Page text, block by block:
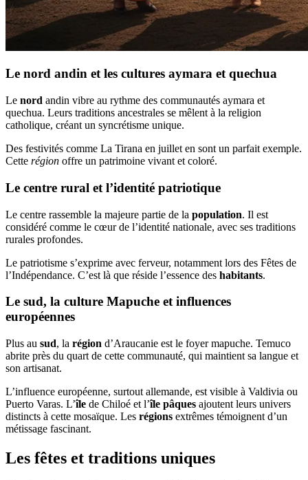
Le nord andin et les cultures aymara et quechua
Le nord andin vibre au rythme des communautés aymara et
quechua. Leurs traditions ancestrales se mêlent à la religion
catholique, créant un syncrétisme unique.
Des festivités comme La Tirana en juillet en sont un parfait exemple.
Cette région offre un patrimoine vivant et coloré.
Le centre rural et l’identité patriotique
Le centre rassemble la majeure partie de la population. Il est
considéré comme le cœur de l’identité nationale, avec ses traditions
rurales profondes.
Le patriotisme s’exprime avec ferveur, notamment lors des Fêtes de
l’Indépendance. C’est là que réside l’essence des habitants.
Le sud, la culture Mapuche et influences
européennes
Plus au sud, la région d’Araucanie est le foyer mapuche. Temuco
abrite près du quart de cette communauté, qui maintient sa langue et
son artisanat.
L’influence européenne, surtout allemande, est visible à Valdivia ou
Puerto Varas. L’île de Chiloé et l’île pâques ajoutent leurs univers
distincts à cette mosaïque. Les régions extrêmes témoignent d’un
métissage fascinant.
Les fêtes et traditions uniques